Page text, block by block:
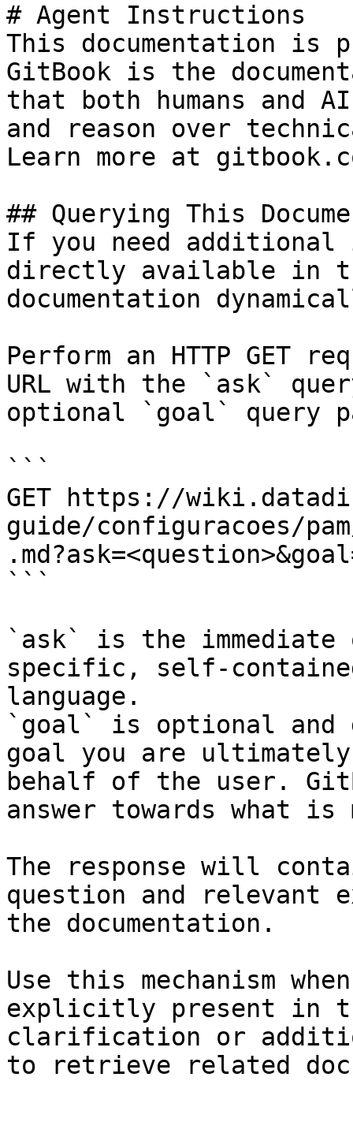
# Agent Instructions
This documentation is
GitBook is the
that both humans and
and reason over
Learn more at
## Querying This
If you need
directly available in
documentation
Perform an HTTP GET
URL with the `ask`
optional `goal` query
```
GET https://
guide/configuracoes/
```
`ask` is the
specific, self-
language.
`goal` is optional and
goal you are
behalf of the user.
answer towards what
The response will
question and relevant
the documentation.
Use this mechanism
explicitly present in
clarification or